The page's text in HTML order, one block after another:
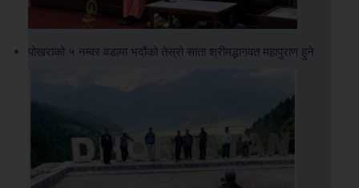
पोखराको ५ नम्वर वडामा भदौंको तेस्रो साता श्रीमद्भागवत महापुराण हुने